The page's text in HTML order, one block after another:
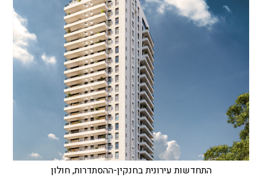
התחדשות עירונית בחנקין-ההסתדרות, חולון